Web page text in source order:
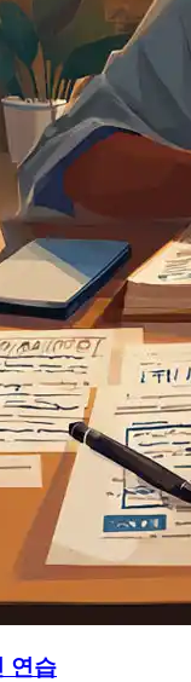
연습